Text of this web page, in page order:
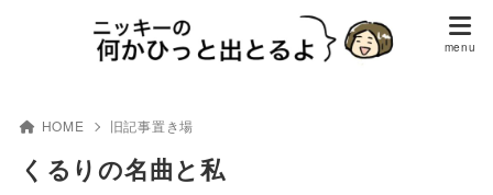
HOME 旧記事置き場
くるりの名曲と私